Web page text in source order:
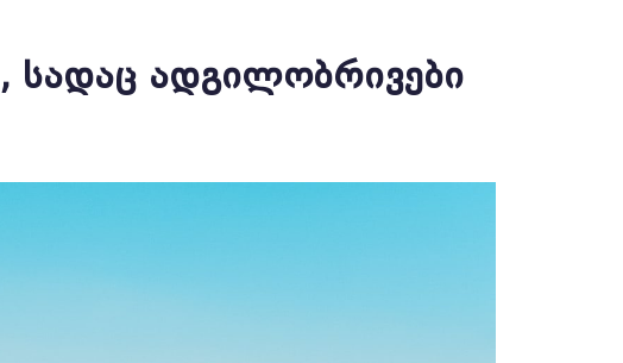
ᲡᲐᲓᲐᲪ ᲐᲓᲒᲘᲚᲝᲑᲠᲘᲕᲔᲑᲘ